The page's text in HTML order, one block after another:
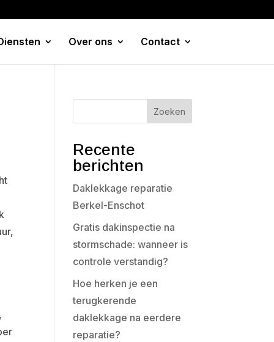
Over ons Contact
Zoeken
Recente
berichten
Daklekkage reparatie
Berkel-Enschot
Gratis dakinspectie na
stormschade: wanneer is
controle verstandig?
Hoe herken je een
terugkerende
daklekkage na eerdere
reparatie?